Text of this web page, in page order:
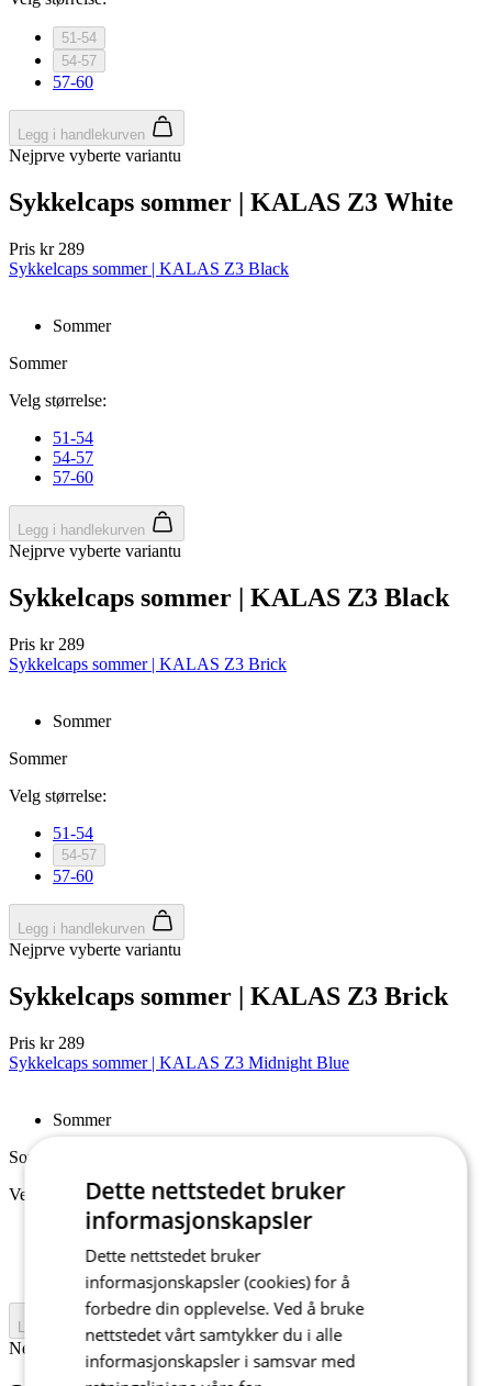
51-54
54-57
57-60
Legg i handlekurven
Nejprve vyberte variantu
Sykkelcaps sommer | KALAS Z3 White
Pris kr 289
Sykkelcaps sommer | KALAS Z3 Black
Sommer
Sommer
Velg størrelse:
51-54
54-57
57-60
Legg i handlekurven
Nejprve vyberte variantu
Sykkelcaps sommer | KALAS Z3 Black
Pris kr 289
Sykkelcaps sommer | KALAS Z3 Brick
Sommer
Sommer
Velg størrelse:
51-54
54-57
57-60
Legg i handlekurven
Nejprve vyberte variantu
Sykkelcaps sommer | KALAS Z3 Brick
Pris kr 289
Sykkelcaps sommer | KALAS Z3 Midnight Blue
Sommer
Sommer
Velg størrelse:
51-54
54-57
57-60
Legg i handlekurven
Nejprve vyberte variantu
Dette nettstedet bruker
informasjonskapsler
Dette nettstedet bruker
informasjonskapsler (cookies) for å
forbedre din opplevelse. Ved å bruke
nettstedet vårt samtykker du i alle
informasjonskapsler i samsvar med